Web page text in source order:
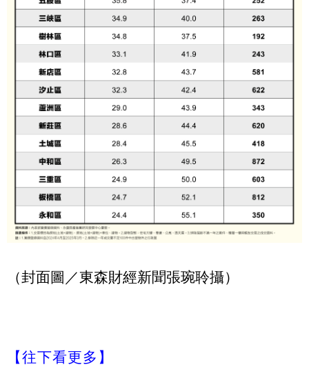
（封面圖／東森財經新聞張琬聆攝）
【往下看更多】